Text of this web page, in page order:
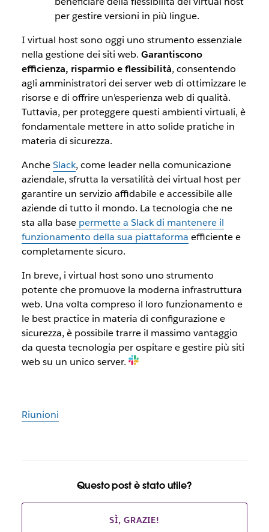
per gestire versioni in più lingue.
I virtual host sono oggi uno strumento essenziale
nella gestione dei siti web. Garantiscono
efficienza, risparmio e flessibilità, consentendo
agli amministratori dei server web di ottimizzare le
risorse e di offrire un’esperienza web di qualità.
Tuttavia, per proteggere questi ambienti virtuali, è
fondamentale mettere in atto solide pratiche in
materia di sicurezza.
AncheSlack, come leader nella comunicazione
aziendale, sfrutta la versatilità dei virtual host per
garantire un servizio affidabile e accessibile alle
aziende di tutto il mondo. La tecnologia che ne
sta alla basepermette a Slack di mantenere il
funzionamento della sua piattaforma efficiente e
completamente sicuro.
In breve, i virtual host sono uno strumento
potente che promuove la moderna infrastruttura
web. Una volta compreso il loro funzionamento e
le best practice in materia di configurazione e
sicurezza, è possibile trarre il massimo vantaggio
da questa tecnologia per ospitare e gestire più siti
web su un unico server.
Riunioni
Questo post è stato utile?
SÌ, GRAZIE!